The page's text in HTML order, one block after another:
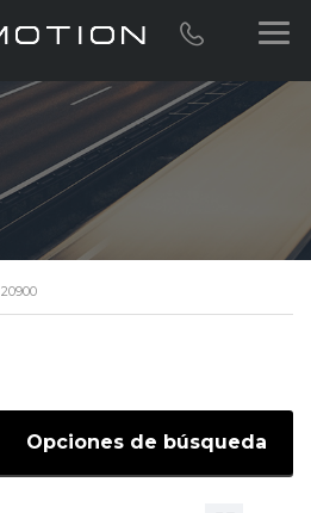
20900
Opciones de búsqueda